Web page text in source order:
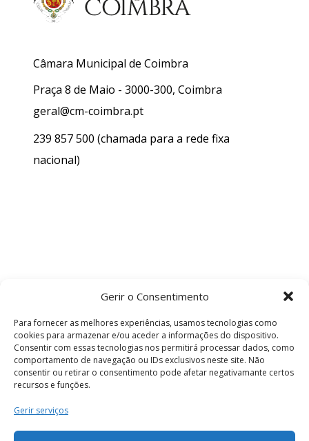
Gerir o Consentimento
Para fornecer as melhores experiências, usamos tecnologias como
cookies para armazenar e/ou aceder a informações do dispositivo.
Consentir com essas tecnologias nos permitirá processar dados, como
comportamento de navegação ou IDs exclusivos neste site. Não
consentir ou retirar o consentimento pode afetar negativamante certos
recursos e funções.
Gerir serviços
Câmara Municipal de Coimbra
Praça 8 de Maio - 3000-300, Coimbra
geral@cm-coimbra.pt
239 857 500 (chamada para a rede fixa
nacional)
Termos e Condições